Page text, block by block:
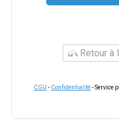
Retour à
CGU - Confidentialité- Service